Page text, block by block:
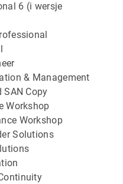
6 (i wersje
& Management
Copy
Workshop
Workshop
Solutions